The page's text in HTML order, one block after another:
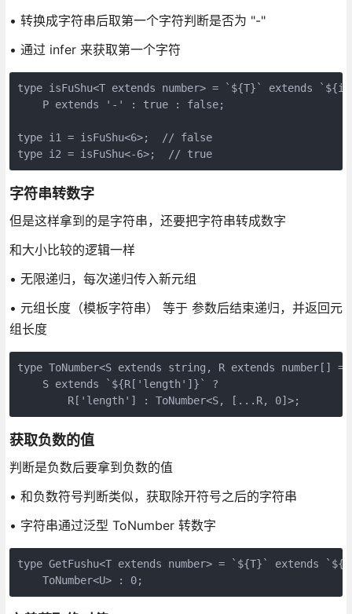
• 转换成字符串后取第一个字符判断是否为 "-"
• 通过 infer 来获取第一个字符
type isFuShu<T extends number> = `${T}` extends
    P extends '-' : true : false;
type i1 = isFuShu<6>;  // false
type i2 = isFuShu<-6>;  // true
字符串转数字
但是这样拿到的是字符串，还要把字符串转成数字
和大小比较的逻辑一样
• 无限递归，每次递归传入新元组
• 元组长度（模板字符串） 等于 参数后结束递归，并返回元
组长度
type ToNumber<S extends string, R extends number[]
    S extends `${R['length']}` ?
        R['length'] : ToNumber<S, [...R, 0]>;
获取负数的值
判断是负数后要拿到负数的值
• 和负数符号判断类似，获取除开符号之后的字符串
• 字符串通过泛型 ToNumber 转数字
type GetFushu<T extends number> = `${T}` extends
    ToNumber<U> : 0;